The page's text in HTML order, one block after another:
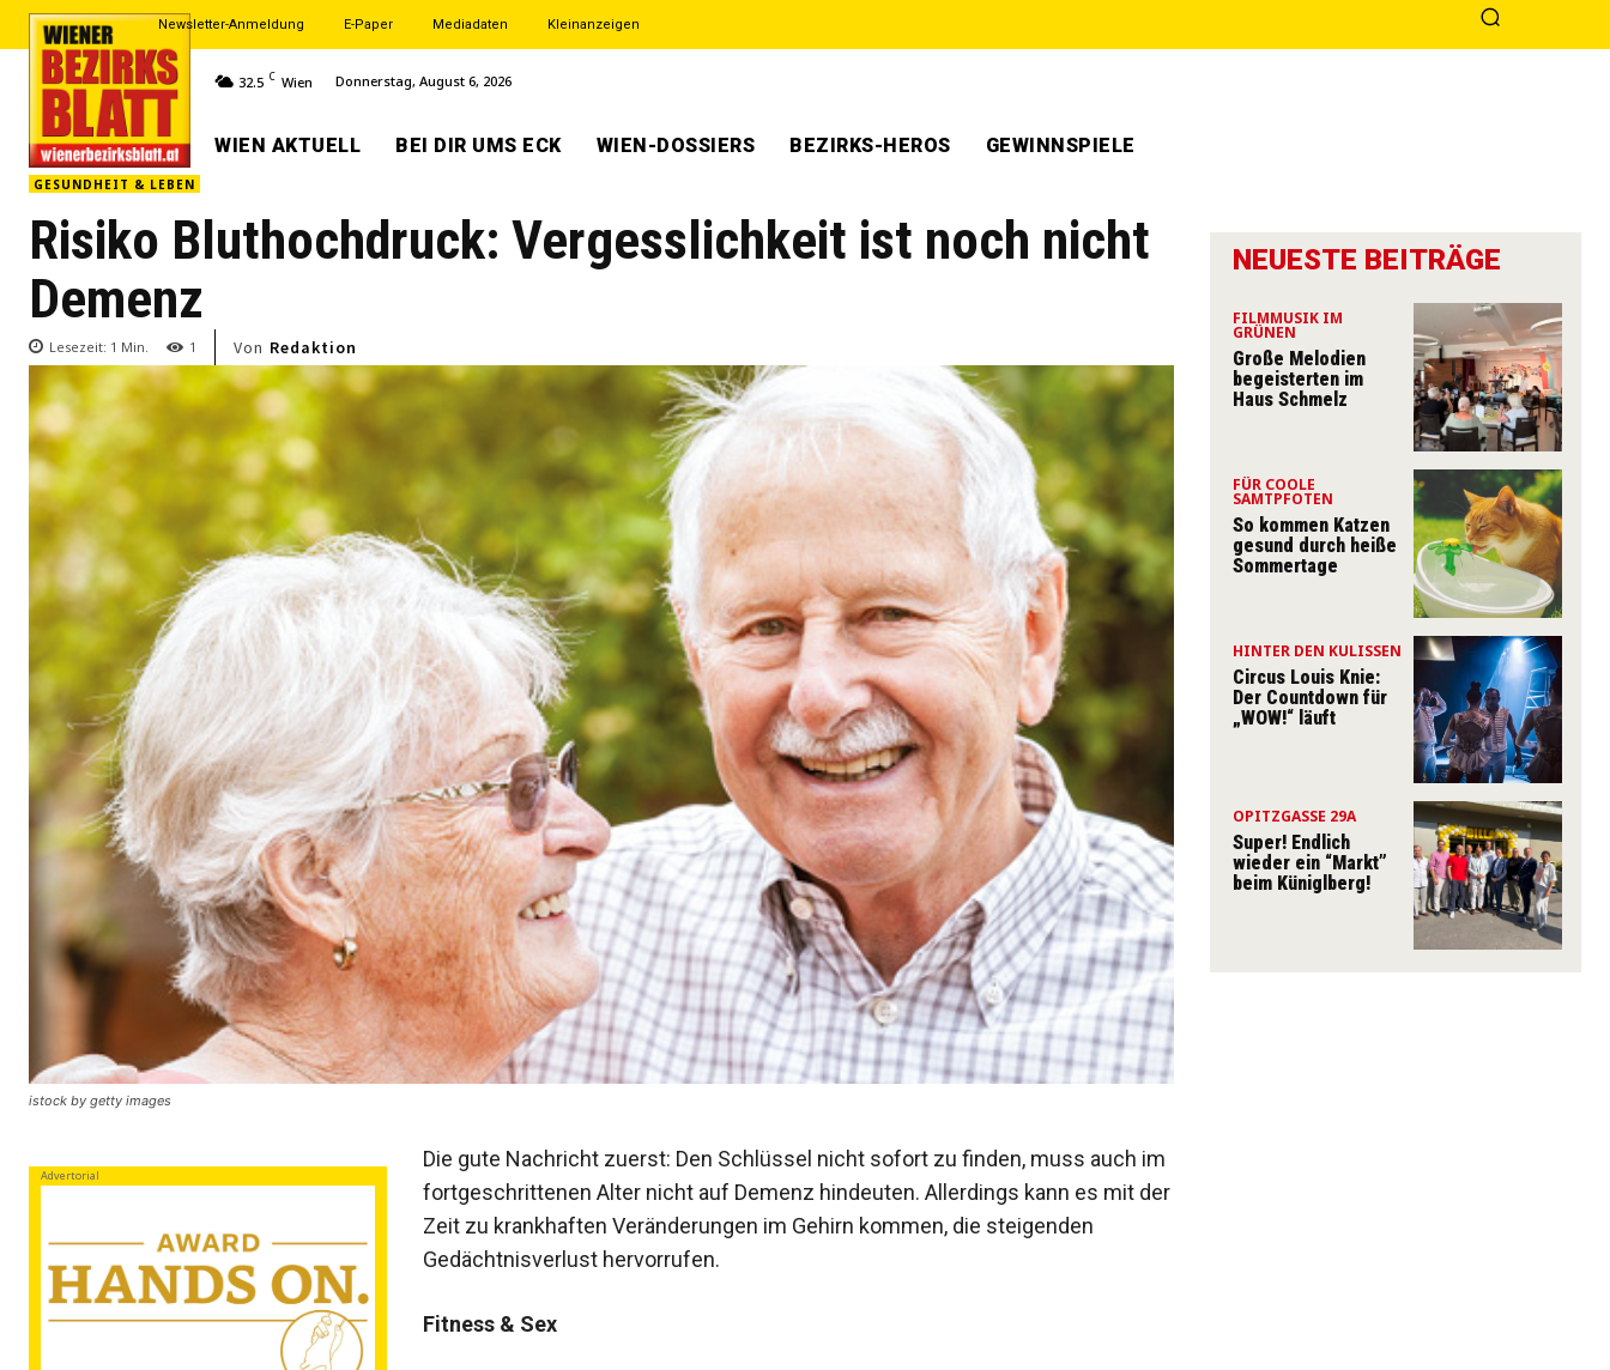
Newsletter-Anmeldung E-Paper Mediadaten Kleinanzeigen
32.5 C Wien Donnerstag, August 6, 2026
WIEN AKTUELL BEI DIR UMS ECK WIEN-DOSSIERS BEZIRKS-HEROS GEWINNSPIELE
GESUNDHEIT & LEBEN
Risiko Bluthochdruck: Vergesslichkeit ist noch nicht
Demenz
Lesezeit: 1 Min. 1 Von Redaktion
istock by getty images
Advertorial
Die gute Nachricht zuerst: Den Schlüssel nicht sofort zu finden, muss auch im
fortgeschrittenen Alter nicht auf Demenz hindeuten. Allerdings kann es mit der
Zeit zu krankhaften Veränderungen im Gehirn kommen, die steigenden
Gedächtnisverlust hervorrufen.
Fitness & Sex
NEUESTE BEITRÄGE
FILMMUSIK IM
GRÜNEN
Große Melodien
begeisterten im
Haus Schmelz
FÜR COOLE
SAMTPFOTEN
So kommen Katzen
gesund durch heiße
Sommertage
HINTER DEN KULISSEN
Circus Louis Knie:
Der Countdown für
„WOW!“ läuft
OPITZGASSE 29A
Super! Endlich
wieder ein “Markt”
beim Küniglberg!